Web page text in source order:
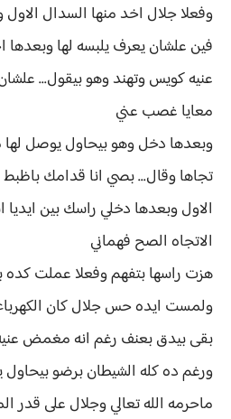
وفعلا جلال اخد منها السدال
فين علشان يعرف يلبسه لها وبعدها
عنيه كويس وتهند وهو بيقول...
معايا غصب عني
وبعدها دخل وهو بيحاول يوصل
تجاها وقال... بصي انا قدامك
الاول وبعدها دخلي راسك بين
الاتجاه الصح فهماني
هزت راسها بتفهم وفعلا عملت
ولمست ايده حس جلال كان
بقى بيدق بعنف رغم انه مغمض
ورغم ده كله الشيطان برضو
ماحرمه الله تعالي وجلال على قدر